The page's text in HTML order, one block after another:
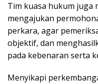
Tim kuasa hukum juga
mengajukan
perkara, agar
objektif, dan
pada kebenaran serta
Menyikapi